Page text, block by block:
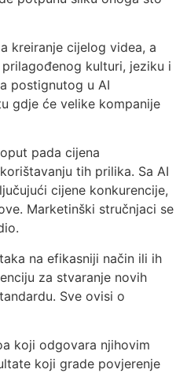
kreiranje cijelog videa, a
kulturi, jeziku i
postignutog u AI
gdje će velike kompanije
pada cijena
tih prilika. Sa AI
cijene konkurencije,
Marketinški stručnjaci se
na efikasniji način ili ih
za stvaranje novih
Sve ovisi o
koji odgovara njihovim
koji grade povjerenje